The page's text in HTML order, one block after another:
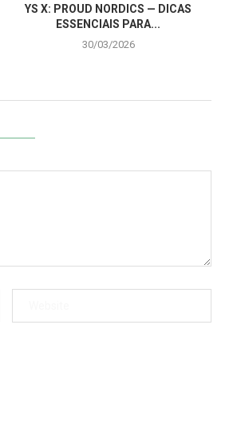
YS X: PROUD NORDICS — DICAS
ESSENCIAIS PARA...
30/03/2026